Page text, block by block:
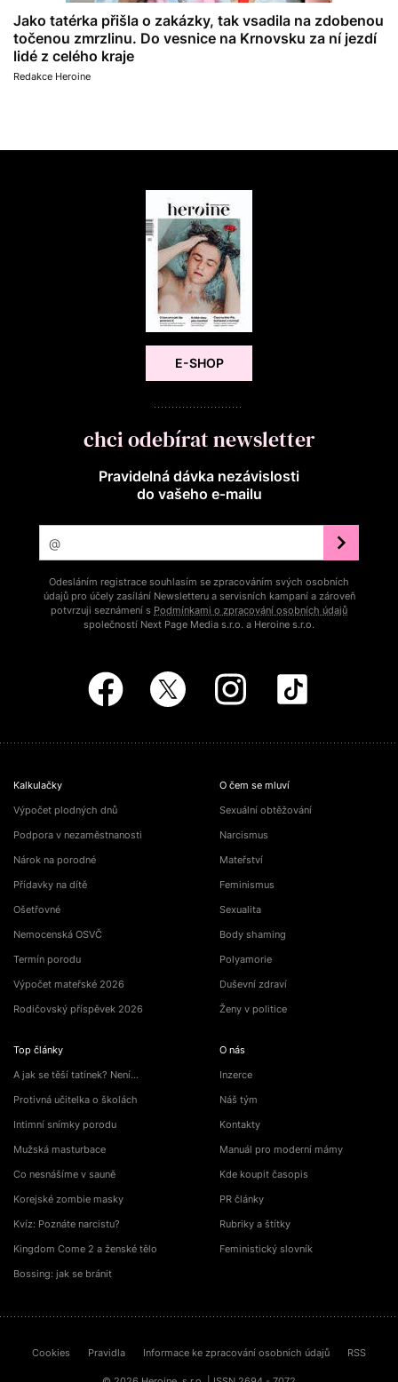
Jako tatérka přišla o zakázky, tak vsadila na zdobenou
točenou zmrzlinu. Do vesnice na Krnovsku za ní jezdí
lidé z celého kraje
Redakce Heroine
E-SHOP
chci odebírat newsletter
Pravidelná dávka nezávislosti
do vašeho e‑mailu
Odesláním registrace souhlasím se zpracováním svých osobních
údajů pro účely zasílání Newsletteru a servisních kampaní a zároveň
potvrzuji seznámení s Podmínkami o zpracování osobních údajů
společností Next Page Media s.r.o. a Heroine s.r.o.
Kalkulačky
Výpočet plodných dnů
Podpora v nezaměstnanosti
Nárok na porodné
Přídavky na dítě
Ošetřovné
Nemocenská OSVČ
Termín porodu
Výpočet mateřské 2026
Rodičovský příspěvek 2026
Top články
A jak se těší tatínek? Není…
Protivná učitelka o školách
Intimní snímky porodu
Mužská masturbace
Co nesnášíme v sauně
Korejské zombie masky
Kvíz: Poznáte narcistu?
Kingdom Come 2 a ženské tělo
Bossing: jak se bránit
O čem se mluví
Sexuální obtěžování
Narcismus
Mateřství
Feminismus
Sexualita
Body shaming
Polyamorie
Duševní zdraví
Ženy v politice
O nás
Inzerce
Náš tým
Kontakty
Manuál pro moderní mámy
Kde koupit časopis
PR články
Rubriky a štítky
Feministický slovník
Cookies Pravidla Informace ke zpracování osobních údajů RSS